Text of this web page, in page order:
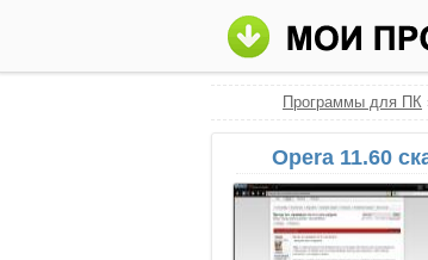
Программы для ПК
Opera 11.60